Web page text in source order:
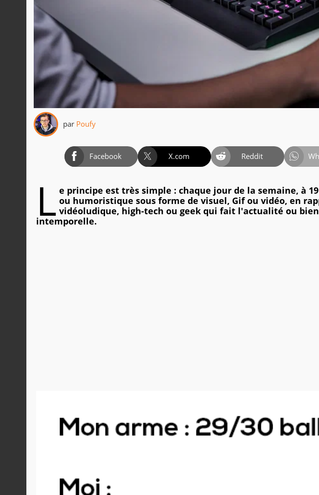
par Poufy
Facebook X.com Reddit
L e principe est très simple : chaque jour de la semaine, à
ou humoristique sous forme de visuel, Gif ou vidéo, en
vidéoludique, high-tech ou geek qui fait l'actualité ou
intemporelle.